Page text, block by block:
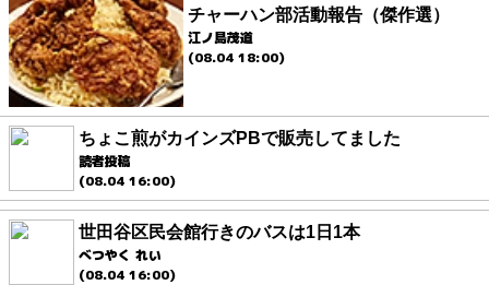
チャーハン部活動報告（傑作選）
江ノ島茂道
(08.04 18:00)
ちょこ煎がカインズPBで販売してました
読者投稿
(08.04 16:00)
世田谷区民会館行きのバスは1日1本
べつやく れい
(08.04 16:00)